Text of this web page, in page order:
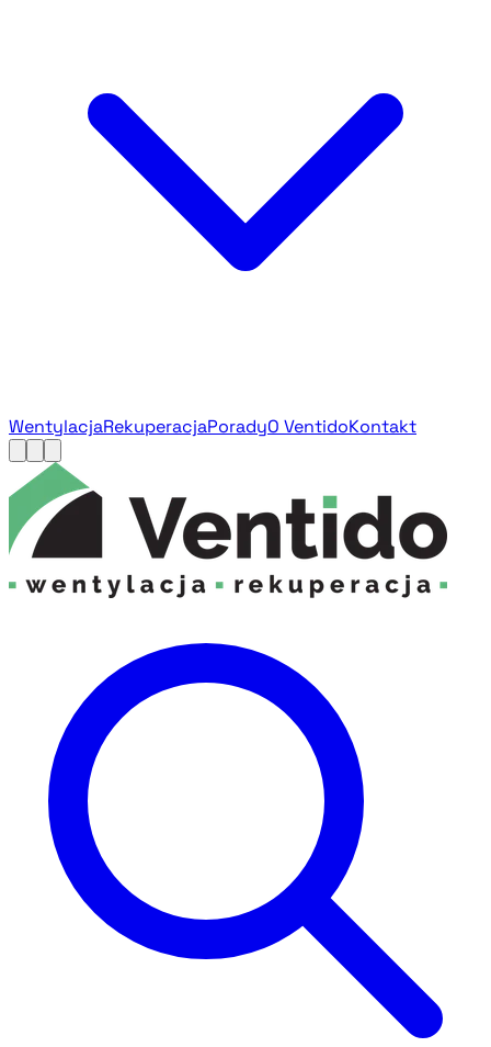
WentylacjaRekuperacjaPoradyO VentidoKontakt